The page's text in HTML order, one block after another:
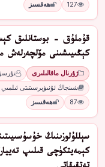
127
ھەقسىز
قۇملۇق - بوستانلىق
كېڭىيىشىنى مۆلچەرلەش
ژۇرنال ماقالىلىرى
شىنجاڭ ئۇنىۋېرسىتىتى
87
ھەقسىز
سېللۇلوزىنىڭ
كېمەيتكۈچى قىلىپ